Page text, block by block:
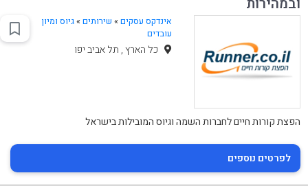
ובמהירות
אינדקס עסקים » שירותים»גיוס ומיון
עובדים
כל הארץ , תל אביב יפו
הפצת קורות חיים לחברות השמה וגיוס המובילות בישראל
לפרטים נוספים